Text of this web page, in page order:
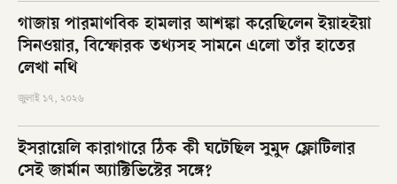
গাজায় পারমাণবিক হামলার আশঙ্কা করেছিলেন ইয়াহইয়া
সিনওয়ার, বিস্ফোরক তথ্যসহ সামনে এলো তাঁর হাতের
লেখা নথি
জুলাই ১৭, ২০২৬
ইসরায়েলি কারাগারে ঠিক কী ঘটেছিল সুমুদ ফ্লোটিলার
সেই জার্মান অ্যাক্টিভিস্টের সঙ্গে?